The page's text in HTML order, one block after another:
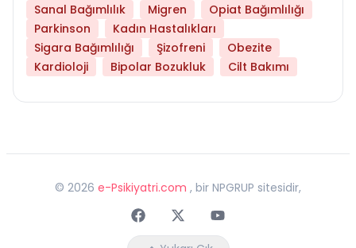
Sanal Bağımlılık
Migren
Opiat Bağımlılığı
Parkinson
Kadın Hastalıkları
Sigara Bağımlılığı
Şizofreni
Obezite
Kardioloji
Bipolar Bozukluk Cilt Bakımı
© 2026 e-Psikiyatri.com , bir NPGRUP sitesidir,
FaceebokTwitterYoutube